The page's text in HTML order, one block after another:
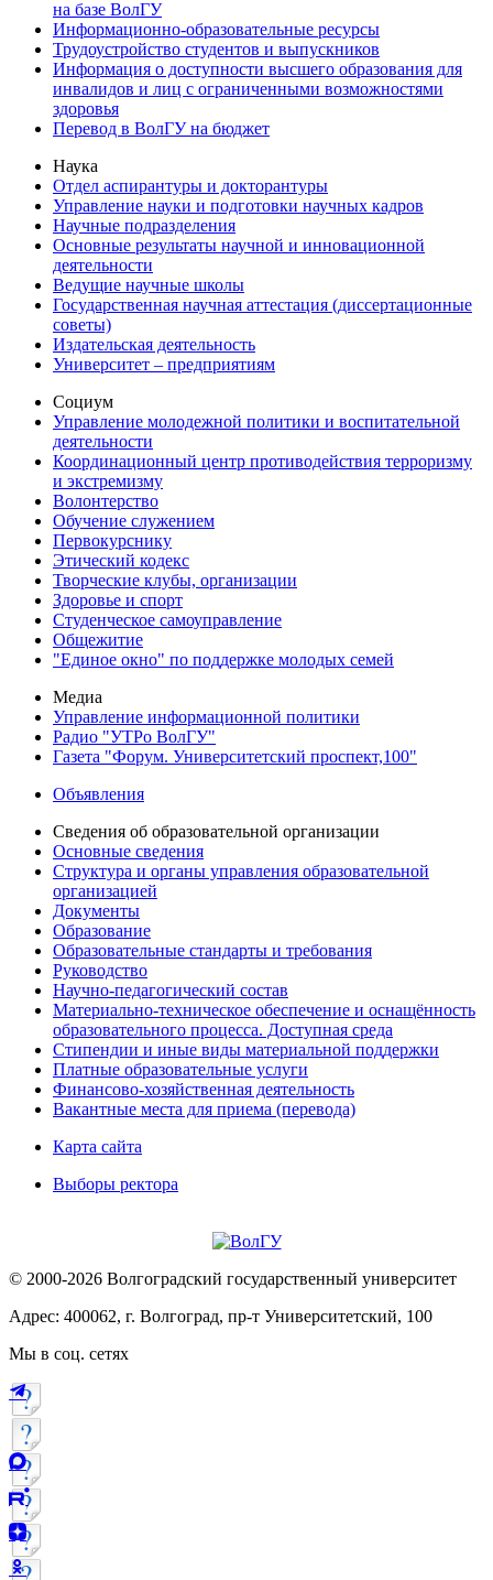
на базе ВолГУ
Информационно-образовательные ресурсы
Трудоустройство студентов и выпускников
Информация о доступности высшего образования для
инвалидов и лиц с ограниченными возможностями
здоровья
Перевод в ВолГУ на бюджет
Наука
Отдел аспирантуры и докторантуры
Управление науки и подготовки научных кадров
Научные подразделения
Основные результаты научной и инновационной
деятельности
Ведущие научные школы
Государственная научная аттестация (диссертационные
советы)
Издательская деятельность
Университет – предприятиям
Социум
Управление молодежной политики и воспитательной
деятельности
Координационный центр противодействия терроризму
и экстремизму
Волонтерство
Обучение служением
Первокурснику
Этический кодекс
Творческие клубы, организации
Здоровье и спорт
Студенческое самоуправление
Общежитие
"Единое окно" по поддержке молодых семей
Медиа
Управление информационной политики
Радио "УТРо ВолГУ"
Газета "Форум. Университетский проспект,100"
Объявления
Сведения об образовательной организации
Основные сведения
Структура и органы управления образовательной
организацией
Документы
Образование
Образовательные стандарты и требования
Руководство
Научно-педагогический состав
Материально-техническое обеспечение и оснащённость
образовательного процесса. Доступная среда
Стипендии и иные виды материальной поддержки
Платные образовательные услуги
Финансово-хозяйственная деятельность
Вакантные места для приема (перевода)
Карта сайта
Выборы ректора
© 2000-2026 Волгоградский государственный университет
Адрес: 400062, г. Волгоград, пр-т Университетский, 100
Мы в соц. сетях